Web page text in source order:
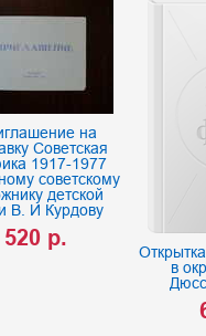
на
Советская
1917-1977
советскому
детской
В. И Курдову
520 р.
в